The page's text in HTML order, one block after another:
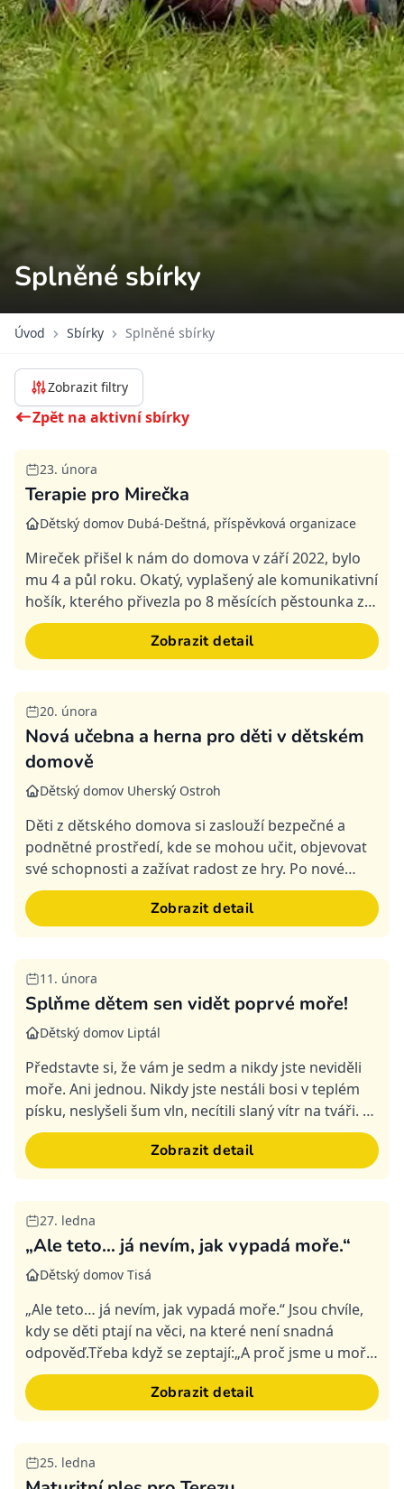
Splněné sbírky
Úvod Sbírky Splněné sbírky
Zobrazit filtry
Zpět na aktivní sbírky
Splněná
23. února
Terapie pro Mirečka
Dětský domov Dubá-Deštná, příspěvková organizace
Mireček přišel k nám do domova v září 2022, bylo
mu 4 a půl roku. Okatý, vyplašený ale komunikativní
hošík, kterého přivezla po 8 měsících pěstounka z
pěstounské péče do dětského domova. Mireček si
je...
Zobrazit detail
Splněná
20. února
Nová učebna a herna pro děti v dětském
domově
Dětský domov Uherský Ostroh
Děti z dětského domova si zaslouží bezpečné a
podnětné prostředí, kde se mohou učit, objevovat
své schopnosti a zažívat radost ze hry. Po nové
rekonstrukci nemáme dostatečně vybavenou
učebnu ani hernu...Zobrazit detail
Splněná
11. února
Splňme dětem sen vidět poprvé moře!
Dětský domov Liptál
Představte si, že vám je sedm a nikdy jste neviděli
moře. Ani jednou. Nikdy jste nestáli bosi v teplém
písku, neslyšeli šum vln, necítili slaný vítr na tváři. A
přesto sníte o tom, že se to jednou sta...
Zobrazit detail
Splněná
27. ledna
„Ale teto… já nevím, jak vypadá moře.“
Dětský domov Tisá
„Ale teto… já nevím, jak vypadá moře.“ Jsou chvíle,
kdy se děti ptají na věci, na které není snadná
odpověď.Třeba když se zeptají:„A proč jsme u moře
ještě nikdy nebyli my?“V Dětském domově Tisá
vyrůs...
Zobrazit detail
Splněná
25. ledna